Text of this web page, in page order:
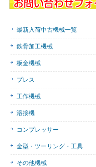
最新入荷中古機械一覧
鉄骨加工機械
板金機械
プレス
工作機械
溶接機
コンプレッサー
金型・ツーリング・工具
その他機械